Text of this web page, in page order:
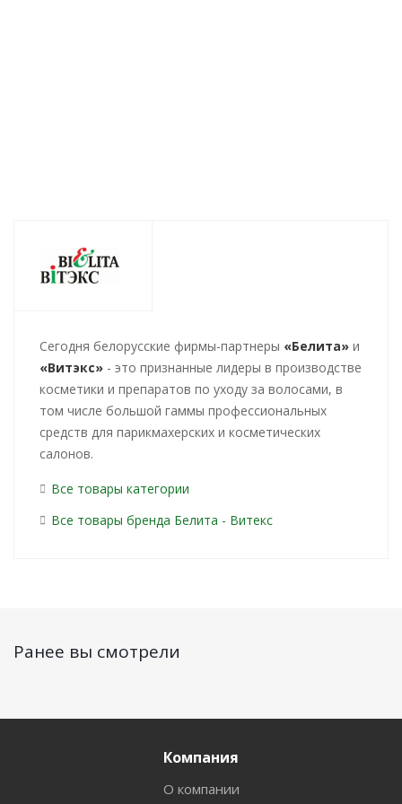
Cегодня белорусские фирмы-партнеры «Белита» и
«Витэкс» - это признанные лидеры в производстве
косметики и препаратов по уходу за волосами, в
том числе большой гаммы профессиональных
средств для парикмахерских и косметических
салонов.
Все товары категории
Все товары бренда Белита - Витекс
Ранее вы смотрели
Компания
О компании